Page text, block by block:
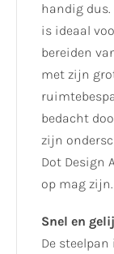
handig dus.
is ideaal
bereiden
met zijn
bedacht
zijn
Dot Design
op mag zijn.
Snel en
De